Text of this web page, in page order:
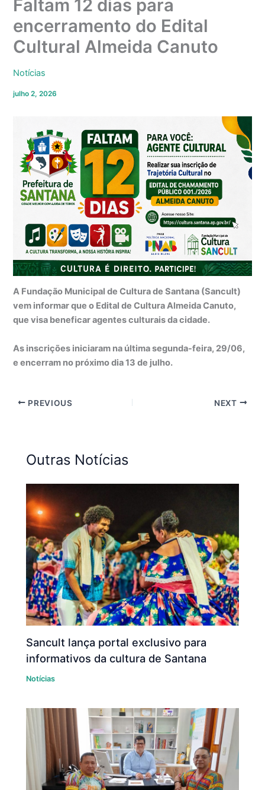
Faltam 12 dias para
encerramento do Edital
Cultural Almeida Canuto
Notícias
julho 2, 2026
A Fundação Municipal de Cultura de Santana (Sancult)
vem informar que o Edital de Cultura Almeida Canuto,
que visa beneficar agentes culturais da cidade.
As inscrições iniciaram na última segunda-feira, 29/06,
e encerram no próximo dia 13 de julho.
PREVIOUS NEXT
Outras Notícias
Sancult lança portal exclusivo para
informativos da cultura de Santana
Notícias